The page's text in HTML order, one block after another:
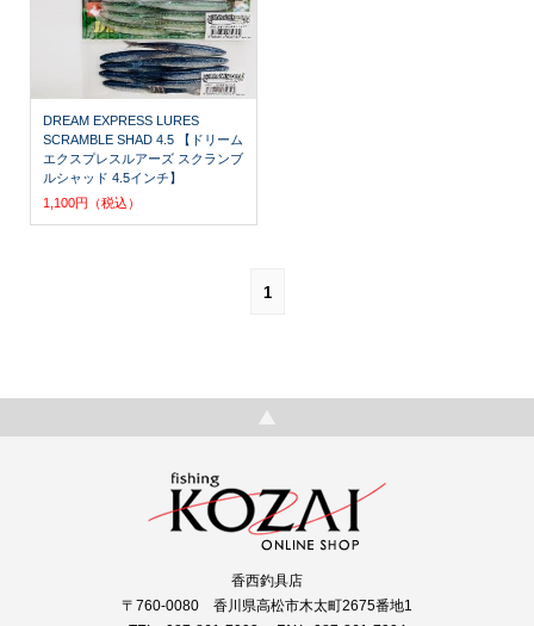
DREAM EXPRESS LURES
SCRAMBLE SHAD 4.5 【ドリーム
エクスプレスルアーズ スクランブ
ルシャッド 4.5インチ】
1,100円（税込）
1
香西釣具店
〒760-0080 香川県高松市木太町2675番地1